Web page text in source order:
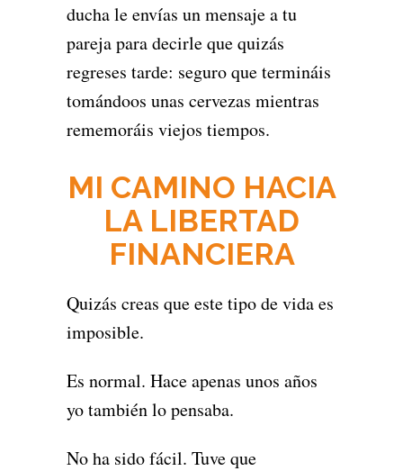
ducha le envías un mensaje a tu
pareja para decirle que quizás
regreses tarde: seguro que termináis
tomándoos unas cervezas mientras
rememoráis viejos tiempos.
MI CAMINO HACIA
LA LIBERTAD
FINANCIERA
Quizás creas que este tipo de vida es
imposible.
Es normal. Hace apenas unos años
yo también lo pensaba.
No ha sido fácil. Tuve que